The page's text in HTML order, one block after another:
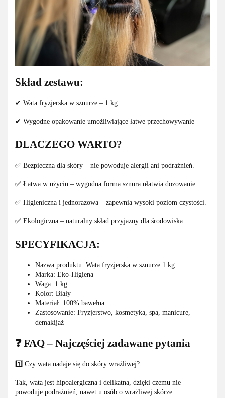
Skład zestawu:
✔ Wata fryzjerska w sznurze – 1 kg
✔ Wygodne opakowanie umożliwiające łatwe przechowywanie
DLACZEGO WARTO?
✅ Bezpieczna dla skóry – nie powoduje alergii ani podrażnień.
✅ Łatwa w użyciu – wygodna forma sznura ułatwia dozowanie.
✅ Higieniczna i jednorazowa – zapewnia wysoki poziom czystości.
✅ Ekologiczna – naturalny skład przyjazny dla środowiska.
SPECYFIKACJA:
Nazwa produktu: Wata fryzjerska w sznurze 1 kg
Marka: Eko-Higiena
Waga: 1 kg
Kolor: Biały
Materiał: 100% bawełna
Zastosowanie: Fryzjerstwo, kosmetyka, spa, manicure,
demakijaż
❓ FAQ – Najczęściej zadawane pytania
1️⃣ Czy wata nadaje się do skóry wrażliwej?
Tak, wata jest hipoalergiczna i delikatna, dzięki czemu nie
powoduje podrażnień, nawet u osób o wrażliwej skórze.